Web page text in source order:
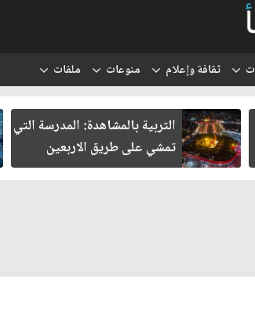
ثقافة وإعلام منوعات ملفات
التربية بالمشاهدة: المدرسة التي
تمشي على طريق الاربعين